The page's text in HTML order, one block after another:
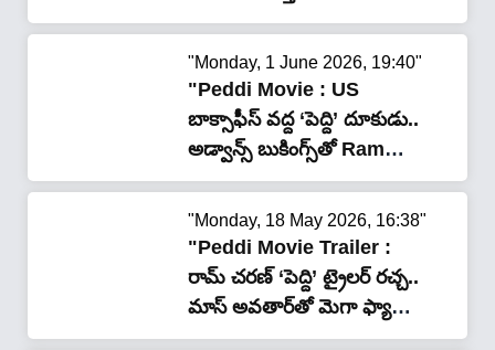
ప్రీ రిలీజ్ ఈవెంట్‌లో రామ్ చరణ్
ఎమోషనల్ స్పీచ్.. వీడియో!"
"Monday, 1 June 2026, 19:40"
"Peddi Movie : US
బాక్సాఫీస్ వద్ద ‘పెద్ది’ దూకుడు..
అడ్వాన్స్ బుకింగ్స్‌తో Ram
Charan రికార్డుల వేట..!"
"Monday, 18 May 2026, 16:38"
"Peddi Movie Trailer :
రామ్ చరణ్ ‘పెద్ది’ ట్రైలర్ రచ్చ..
మాస్ అవతార్‌తో మెగా ఫ్యాన్స్‌కు
ఫుల్ మీల్స్!"